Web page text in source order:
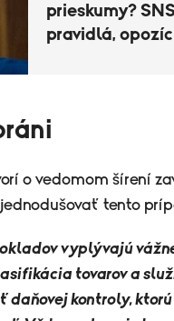
prieskumy?
pravidlá,
o vedomom šírení
tento
vyplývajú
tovarov a
kontroly, ktorú